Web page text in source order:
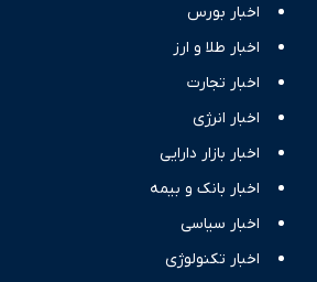
اخبار بورس
اخبار طلا و ارز
اخبار تجارت
اخبار انرژی
اخبار بازار دارایی
اخبار بانک و بیمه
اخبار سیاسی
اخبار تکنولوژی